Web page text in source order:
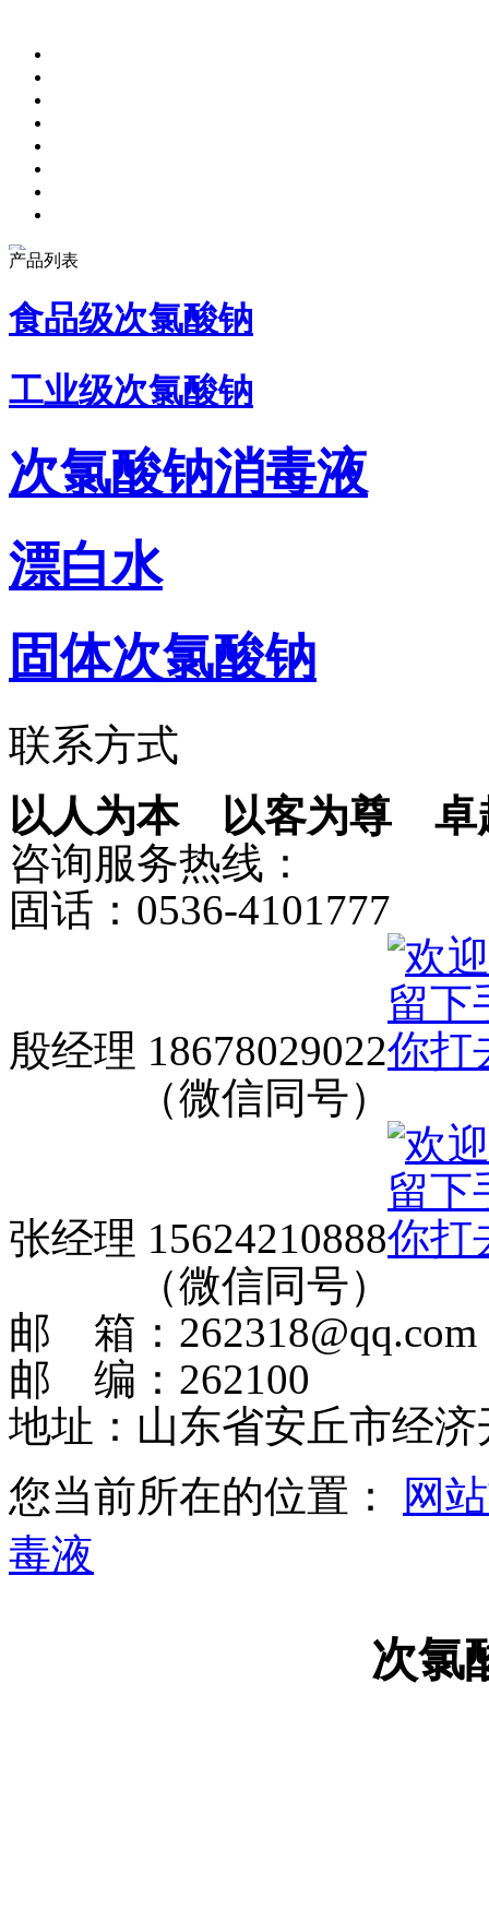
产品列表
食品级次氯酸钠
工业级次氯酸钠
次氯酸钠消毒液
漂白水
固体次氯酸钠
联系方式
以人为本 以客为尊 卓
咨询服务热线：
固话：0536-4101777
殷经理 18678029022
（微信同号）
张经理 15624210888
（微信同号）
邮 箱：262318@qq.com
邮 编：262100
地址：山东省安丘市经济
您当前所在的位置：
网
毒液
次氯